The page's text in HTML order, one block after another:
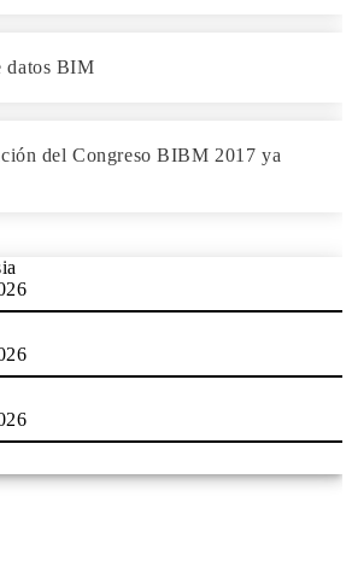
datos BIM
del Congreso BIBM 2017 ya